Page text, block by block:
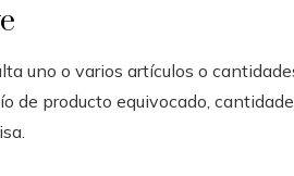
uno o varios artículos o
de producto equivocado,